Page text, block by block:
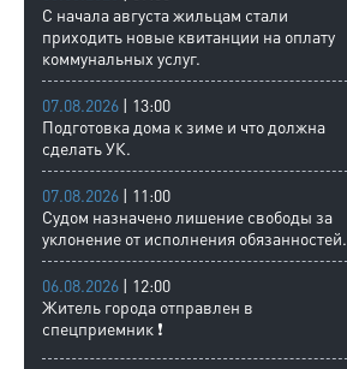
С начала августа жильцам стали
приходить новые квитанции на оплату
коммунальных услуг.
07.08.2026 | 13:00
Подготовка дома к зиме и что должна
сделать УК.
07.08.2026 | 11:00
Судом назначено лишение свободы за
уклонение от исполнения обязанностей.
06.08.2026 | 12:00
Житель города отправлен в
спецприемник ❗